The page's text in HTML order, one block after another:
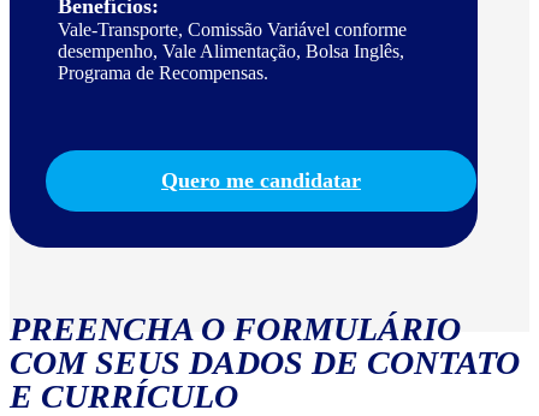
Benefícios:
Vale-Transporte, Comissão Variável conforme
desempenho, Vale Alimentação, Bolsa Inglês,
Programa de Recompensas.
Quero me candidatar
PREENCHA O FORMULÁRIO
COM SEUS DADOS DE CONTATO
E CURRÍCULO